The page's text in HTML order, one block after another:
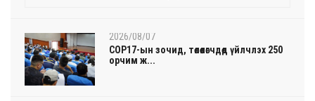
2026/08/07
COP17-ын зочид, төлөөлөгчдөд үйлчлэх 250
орчим ж...